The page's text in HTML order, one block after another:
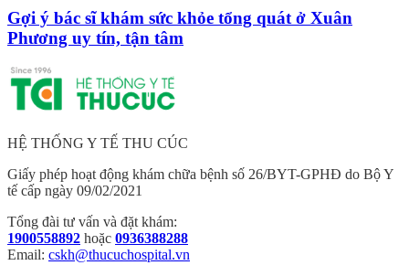
Gợi ý bác sĩ khám sức khỏe tổng quát ở Xuân
Phương uy tín, tận tâm
HỆ THỐNG Y TẾ THU CÚC
Giấy phép hoạt động khám chữa bệnh số 26/BYT-GPHĐ do Bộ Y
tế cấp ngày 09/02/2021
Tổng đài tư vấn và đặt khám:
1900558892 hoặc 0936388288
Email: cskh@thucuchospital.vn